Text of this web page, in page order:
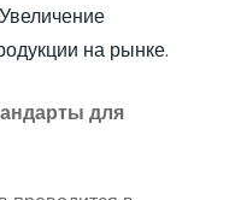
на рынке.
для